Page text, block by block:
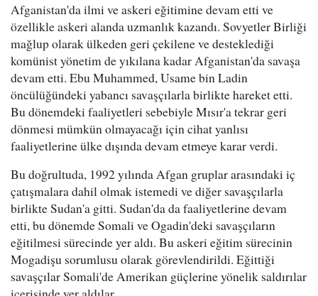
Afganistan'da ilmi ve askeri eğitimine devam etti ve
özellikle askeri alanda uzmanlık kazandı. Sovyetler Birliği
mağlup olarak ülkeden geri çekilene ve desteklediği
komünist yönetim de yıkılana kadar Afganistan'da savaşa
devam etti. Ebu Muhammed, Usame bin Ladin
öncülüğündeki yabancı savaşçılarla birlikte hareket etti.
Bu dönemdeki faaliyetleri sebebiyle Mısır'a tekrar geri
dönmesi mümkün olmayacağı için cihat yanlısı
faaliyetlerine ülke dışında devam etmeye karar verdi.
Bu doğrultuda, 1992 yılında Afgan gruplar arasındaki iç
çatışmalara dahil olmak istemedi ve diğer savaşçılarla
birlikte Sudan'a gitti. Sudan'da da faaliyetlerine devam
etti, bu dönemde Somali ve Ogadin'deki savaşçıların
eğitilmesi sürecinde yer aldı. Bu askeri eğitim sürecinin
Mogadişu sorumlusu olarak görevlendirildi. Eğittiği
savaşçılar Somali'de Amerikan güçlerine yönelik saldırılar